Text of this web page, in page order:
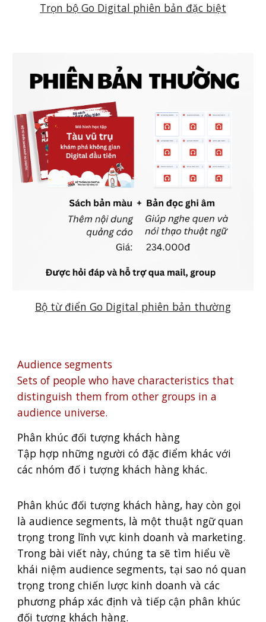
Trọn bộ Go Digital phiên bản đặc biệt
Bộ từ điển Go Digital phiên bản thường
Audience segments
Sets of people who have characteristics that
distinguish them from other groups in a
audience universe.
Phân khúc đối tượng khách hàng
Tập hợp những người có đặc điểm khác với
các nhóm đố i tượng khách hàng khác.
Phân khúc đối tượng khách hàng, hay còn gọi
là audience segments, là một thuật ngữ quan
trọng trong lĩnh vực kinh doanh và marketing.
Trong bài viết này, chúng ta sẽ tìm hiểu về
khái niệm audience segments, tại sao nó quan
trọng trong chiến lược kinh doanh và các
phương pháp xác định và tiếp cận phân khúc
đối tượng khách hàng.